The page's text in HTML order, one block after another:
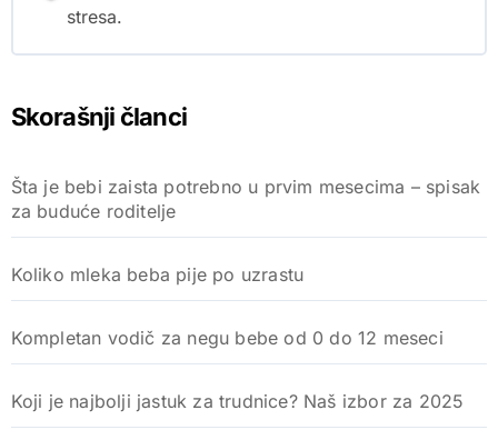
stresa.
Skorašnji članci
Šta je bebi zaista potrebno u prvim mesecima – spisak
za buduće roditelje
Koliko mleka beba pije po uzrastu
Kompletan vodič za negu bebe od 0 do 12 meseci
Koji je najbolji jastuk za trudnice? Naš izbor za 2025